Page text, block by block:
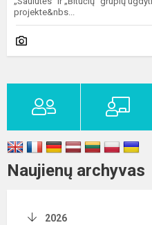
projekte&nbs...
Naujienų archyvas
2026